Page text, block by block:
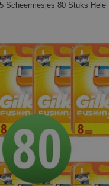
Scheermesjes 80 Stuks Hele